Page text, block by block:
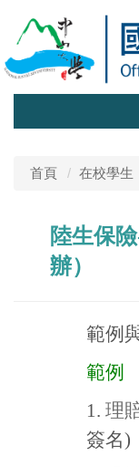
入臺/離臺申請
陸生保險
首頁 在校學生
陸生保
辦）
範例
範例
1. 理
簽名)